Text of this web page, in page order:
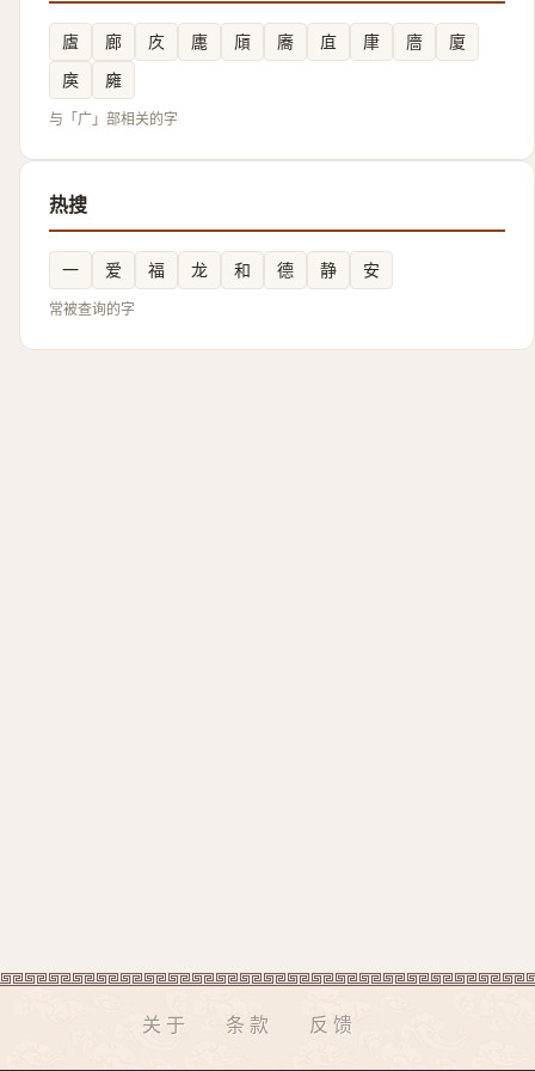
㢒 廊 㡱 廤 廎 㢗 㡹 㡽 廧
廈
㢍
㢕
与「广」部相关的字
热搜
一 爱 福 龙 和 德 静 安
常被查询的字
关于 条款 反馈